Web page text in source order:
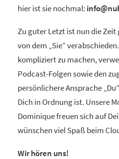
hier ist sie nochmal:
Zu guter Letzt ist nun die
von dem „Sie“
kompliziert zu machen,
Podcast-Folgen sowie den
persönlichere Ansprache
Dich in Ordnung ist. Unsere
Dominique freuen sich auf
wünschen viel Spaß beim
Wir hören uns!